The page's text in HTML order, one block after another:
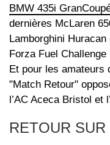
BMW 435i
dernières McLaren
Lamborghini Huracan
Forza Fuel Challenge
Et pour les amateurs
"Match Retour"
l’AC Aceca Bristol et
RETOUR SUR